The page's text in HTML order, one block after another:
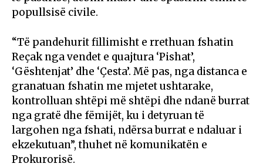
popullsisë civile.
“Të pandehurit fillimisht e rrethuan fshatin
Reçak nga vendet e quajtura ‘Pishat’,
‘Gështenjat’ dhe ‘Çesta’. Më pas, nga distanca e
granatuan fshatin me mjetet ushtarake,
kontrolluan shtëpi më shtëpi dhe ndanë burrat
nga gratë dhe fëmijët, ku i detyruan të
largohen nga fshati, ndërsa burrat e ndaluar i
ekzekutuan”, thuhet në komunikatën e
Prokurorisë.